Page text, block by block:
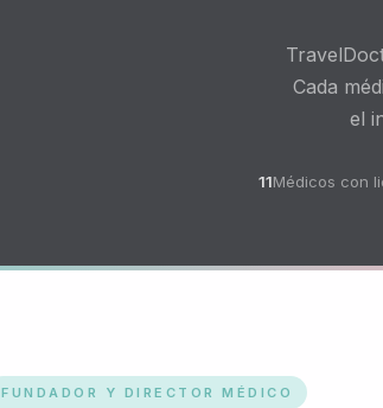
Cada
el
11Médicos con
FUNDADOR Y DIRECTOR MÉDICO